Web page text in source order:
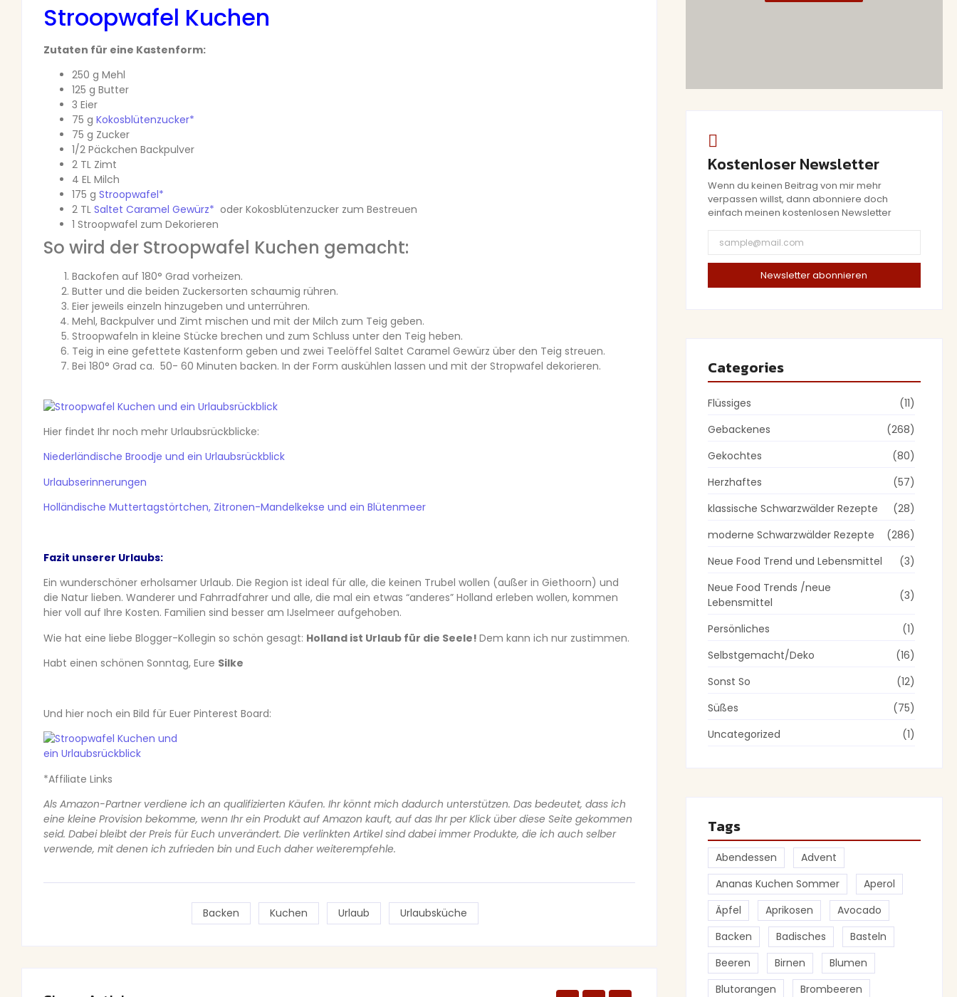
Stroopwafel Kuchen
Zutaten für eine Kastenform:
250 g Mehl
125 g Butter
3 Eier
75 g Kokosblütenzucker*
75 g Zucker
1/2 Päckchen Backpulver
2 TL Zimt
4 EL Milch
175 g Stroopwafel*
2 TL Saltet Caramel Gewürz* oder Kokosblütenzucker zum Bestreuen
1 Stroopwafel zum Dekorieren
So wird der Stroopwafel Kuchen gemacht:
Backofen auf 180° Grad vorheizen.
Butter und die beiden Zuckersorten schaumig rühren.
Eier jeweils einzeln hinzugeben und unterrühren.
Mehl, Backpulver und Zimt mischen und mit der Milch zum Teig geben.
Stroopwafeln in kleine Stücke brechen und zum Schluss unter den Teig heben.
Teig in eine gefettete Kastenform geben und zwei Teelöffel Saltet Caramel Gewürz über den Teig streuen.
Bei 180° Grad ca. 50- 60 Minuten backen. In der Form auskühlen lassen und mit der Stropwafel dekorieren.
Hier findet Ihr noch mehr Urlaubsrückblicke:
Niederländische Broodje und ein Urlaubsrückblick
Urlaubserinnerungen
Holländische Muttertagstörtchen, Zitronen-Mandelkekse und ein Blütenmeer
Fazit unserer Urlaubs:
Ein wunderschöner erholsamer Urlaub. Die Region ist ideal für alle, die keinen Trubel wollen (außer in Giethoorn) und
die Natur lieben. Wanderer und Fahrradfahrer und alle, die mal ein etwas “anderes” Holland erleben wollen, kommen
hier voll auf Ihre Kosten. Familien sind besser am IJselmeer aufgehoben.
Wie hat eine liebe Blogger-Kollegin so schön gesagt: Holland ist Urlaub für die Seele! Dem kann ich nur zustimmen.
Habt einen schönen Sonntag, Eure Silke
Und hier noch ein Bild für Euer Pinterest Board:
*Affiliate Links
Als Amazon-Partner verdiene ich an qualifizierten Käufen. Ihr könnt mich dadurch unterstützen. Das bedeutet, dass ich
eine kleine Provision bekomme, wenn Ihr ein Produkt auf Amazon kauft, auf das Ihr per Klick über diese Seite gekommen
seid. Dabei bleibt der Preis für Euch unverändert. Die verlinkten Artikel sind dabei immer Produkte, die ich auch selber
verwende, mit denen ich zufrieden bin und Euch daher weiterempfehle.
Backen Kuchen Urlaub Urlaubsküche
Kostenloser Newsletter
Wenn du keinen Beitrag von mir mehr
verpassen willst, dann abonniere doch
einfach meinen kostenlosen Newsletter
Newsletter abonnieren
Categories
Flüssiges
(11)
Gebackenes
(268)
Gekochtes
(80)
Herzhaftes
(57)
klassische Schwarzwälder Rezepte
(28)
moderne Schwarzwälder Rezepte
(286)
Neue Food Trend und Lebensmittel
(3)
Neue Food Trends /neue
Lebensmittel
(3)
Persönliches
(1)
Selbstgemacht/Deko
(16)
Sonst So
(12)
Süßes
(75)
Uncategorized
(1)
Tags
Abendessen
Advent
Ananas Kuchen Sommer
Aperol
Äpfel
Aprikosen
Avocado
Backen
Badisches
Basteln
Beeren
Birnen
Blumen
Blutorangen
Brombeeren